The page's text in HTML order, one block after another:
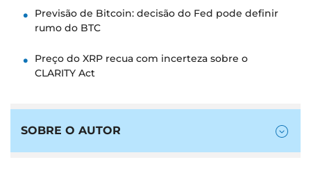
Previsão de Bitcoin: decisão do Fed pode definir
rumo do BTC
Preço do XRP recua com incerteza sobre o
CLARITY Act
SOBRE O AUTOR